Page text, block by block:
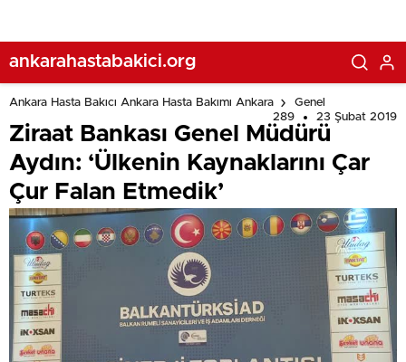
ankarahastabakici.org
Ankara Hasta Bakıcı Ankara Hasta Bakımı Ankara
Genel
289
23 Şubat 2019
Ziraat Bankası Genel Müdürü
Aydın: ‘Ülkenin Kaynaklarını Çar
Çur Falan Etmedik’